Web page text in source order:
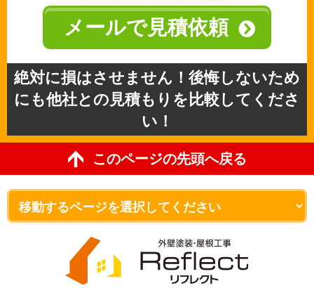
メールで見積依頼
絶対に損はさせません！後悔しないため
にも他社との見積もりを比較してくださ
い！
このページの先頭へ戻る